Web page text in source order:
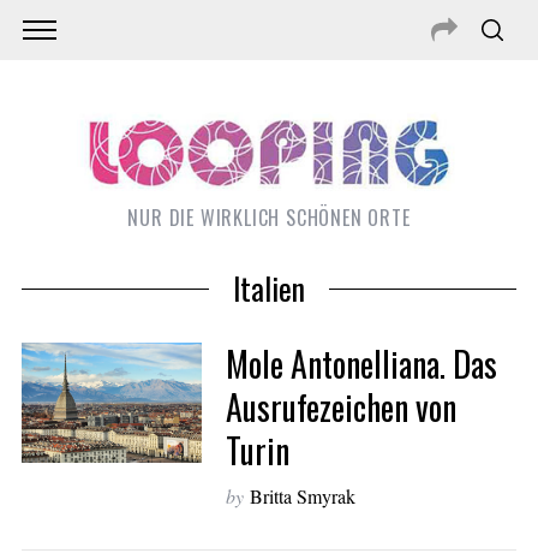
NUR DIE WIRKLICH SCHÖNEN ORTE
Italien
Mole Antonelliana. Das
Ausrufezeichen von
Turin
by Britta Smyrak